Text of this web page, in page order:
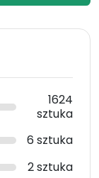
1624
sztuka
6 sztuka
2 sztuka